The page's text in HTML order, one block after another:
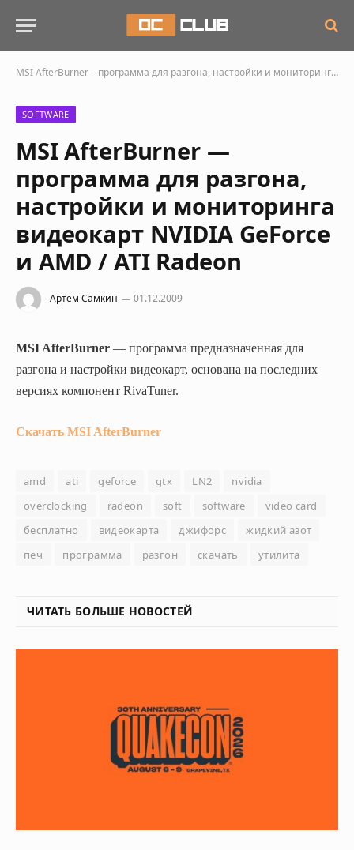
MSI AfterBurner – программа для разгона, настройки и мониторинга видеокарт NVIDIA GeForce и AMD / ATI Radeon
SOFTWARE
MSI AfterBurner —
программа для разгона,
настройки и мониторинга
видеокарт NVIDIA GeForce
и AMD / ATI Radeon
Артём Самкин 01.12.2009
MSI AfterBurner — программа предназначенная для
разгона и настройки видеокарт, основана на последних
версиях компонент RivaTuner.
Скачать MSI AfterBurner
amd ati geforce gtx LN2
nvidia
overclocking
radeon soft software
video card
бесплатно
видеокарта джифорс
жидкий азот
печ
программа разгон скачать утилита
ЧИТАТЬ БОЛЬШЕ НОВОСТЕЙ